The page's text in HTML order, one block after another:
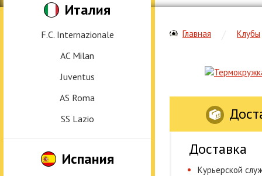
Италия
F.C. Internazionale
AC Milan
Juventus
AS Roma
SS Lazio
Испания
Главная Клубы
Доставка
Курьерской